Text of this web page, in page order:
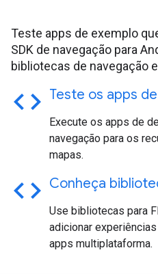
Teste apps de exemplo
SDK de navegação para
bibliotecas de navegação
code Teste os apps
Execute os apps de
navegação para os
mapas.
code Conheça
Use bibliotecas para
adicionar
apps multiplataforma.